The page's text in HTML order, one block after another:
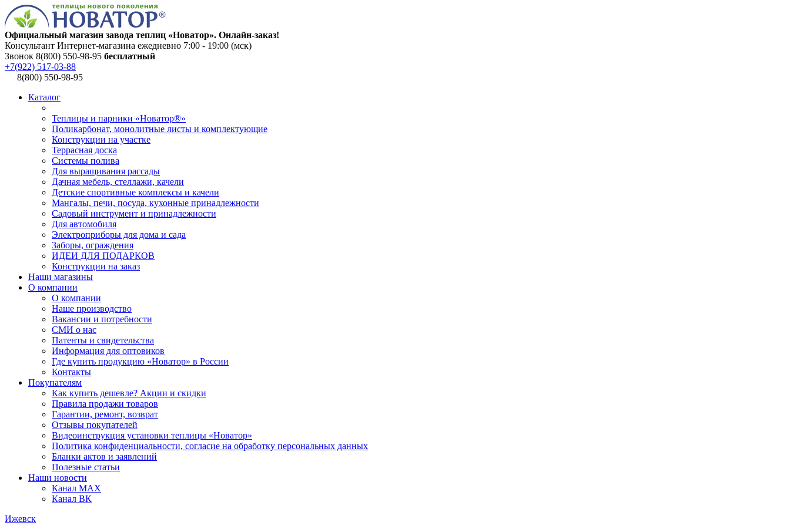
Официальный магазин завода теплиц «Новатор». Онлайн-заказ!
Консультант Интернет-магазина ежедневно 7:00 - 19:00 (мск)
Звонок 8(800) 550-98-95 бесплатный
+7(922) 517-03-88
8(800) 550-98-95
Каталог
Теплицы и парники «Новатор®»
Поликарбонат, монолитные листы и комплектующие
Конструкции на участке
Террасная доска
Системы полива
Для выращивания рассады
Дачная мебель, стеллажи, качели
Детские спортивные комплексы и качели
Мангалы, печи, посуда, кухонные принадлежности
Садовый инструмент и принадлежности
Для автомобиля
Электроприборы для дома и сада
Заборы, ограждения
ИДЕИ ДЛЯ ПОДАРКОВ
Конструкции на заказ
Наши магазины
О компании
О компании
Наше производство
Вакансии и потребности
СМИ о нас
Патенты и свидетельства
Информация для оптовиков
Где купить продукцию «Новатор» в России
Контакты
Покупателям
Как купить дешевле? Акции и скидки
Правила продажи товаров
Гарантии, ремонт, возврат
Отзывы покупателей
Видеоинструкция установки теплицы «Новатор»
Политика конфиденциальности, согласие на обработку персональных данных
Бланки актов и заявлений
Полезные статьи
Наши новости
Канал MAX
Канал ВК
Ижевск